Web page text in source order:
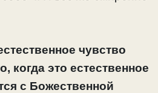
чувство
когда это естественное
с Божественной